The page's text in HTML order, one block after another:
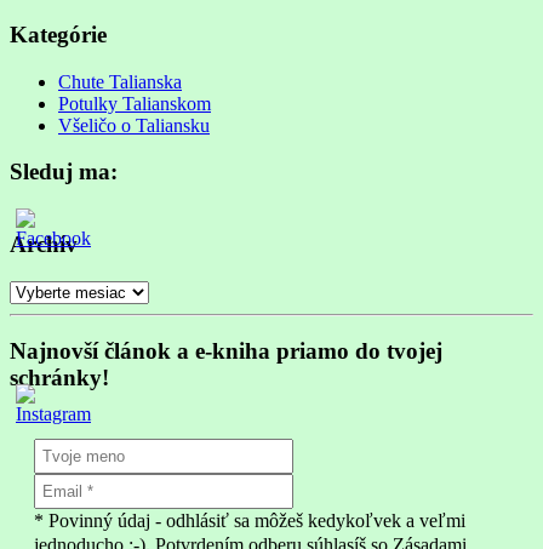
is
progress
Kategórie
Chute Talianska
Potulky Talianskom
Všeličo o Taliansku
Sleduj ma:
Archív
Archív
Najnovší článok a e-kniha priamo do tvojej
schránky!
* Povinný údaj - odhlásiť sa môžeš kedykoľvek a veľmi
jednoducho :-). Potvrdením odberu súhlasíš so Zásadami